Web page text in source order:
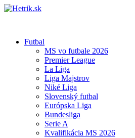
Futbal
MS vo futbale 2026
Premier League
La Liga
Liga Majstrov
Niké Liga
Slovenský futbal
Európska Liga
Bundesliga
Serie A
Kvalifikácia MS 2026